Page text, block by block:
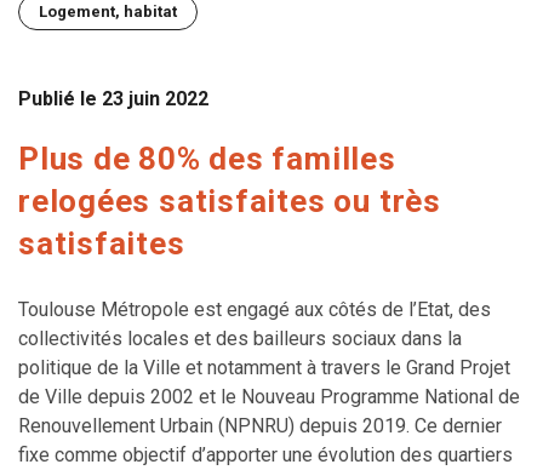
Logement, habitat
Publié le 23 juin 2022
Plus de 80% des familles
relogées satisfaites ou très
satisfaites
Toulouse Métropole est engagé aux côtés de l’Etat, des
collectivités locales et des bailleurs sociaux dans la
politique de la Ville et notamment à travers le Grand Projet
de Ville depuis 2002 et le Nouveau Programme National de
Renouvellement Urbain (NPNRU) depuis 2019. Ce dernier
fixe comme objectif d’apporter une évolution des quartiers